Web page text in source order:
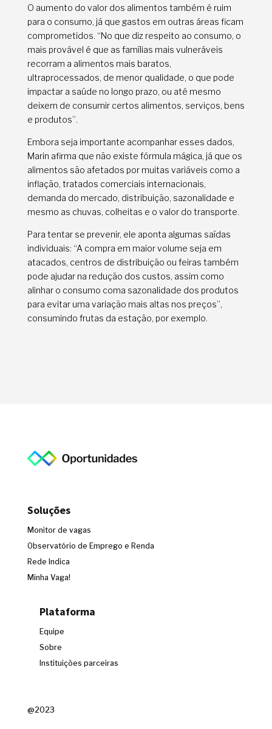
O aumento do valor dos alimentos também é ruim
para o consumo, já que gastos em outras áreas ficam
comprometidos. “No que diz respeito ao consumo, o
mais provável é que as famílias mais vulneráveis
recorram a alimentos mais baratos,
ultraprocessados, de menor qualidade, o que pode
impactar a saúde no longo prazo, ou até mesmo
deixem de consumir certos alimentos, serviços, bens
e produtos”.
Embora seja importante acompanhar esses dados,
Marin afirma que não existe fórmula mágica, já que os
alimentos são afetados por muitas variáveis como a
inflação, tratados comerciais internacionais,
demanda do mercado, distribuição, sazonalidade e
mesmo as chuvas, colheitas e o valor do transporte.
Para tentar se prevenir, ele aponta algumas saídas
individuais: “A compra em maior volume seja em
atacados, centros de distribuição ou feiras também
pode ajudar na redução dos custos, assim como
alinhar o consumo coma sazonalidade dos produtos
para evitar uma variação mais altas nos preços”,
consumindo frutas da estação, por exemplo.
Soluções
Monitor de vagas
Observatório de Emprego e Renda
Rede Indica
Minha Vaga!
Plataforma
Equipe
Sobre
Instituições parceiras
@2023